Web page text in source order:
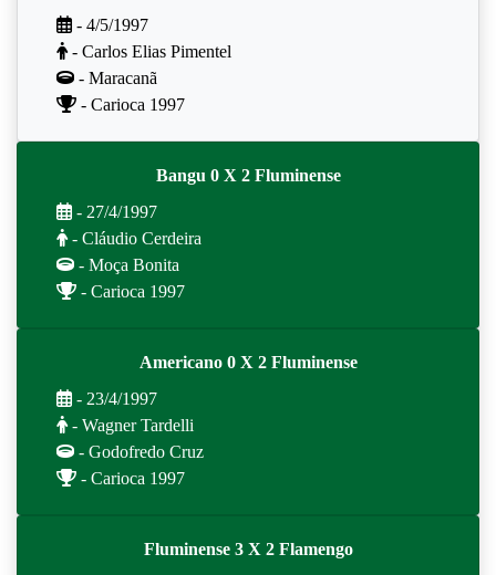
- 4/5/1997
- Carlos Elias Pimentel
- Maracanã
- Carioca 1997
Bangu 0 X 2 Fluminense
- 27/4/1997
- Cláudio Cerdeira
- Moça Bonita
- Carioca 1997
Americano 0 X 2 Fluminense
- 23/4/1997
- Wagner Tardelli
- Godofredo Cruz
- Carioca 1997
Fluminense 3 X 2 Flamengo